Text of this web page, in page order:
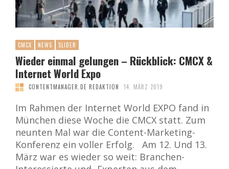
CMCX NEWS SLIDER
Wieder einmal gelungen – Rückblick: CMCX &
Internet World Expo
CONTENTMANAGER.DE REDAKTION 14. MÄRZ 2019
Im Rahmen der Internet World EXPO fand in
München diese Woche die CMCX statt. Zum
neunten Mal war die Content-Marketing-
Konferenz ein voller Erfolg. Am 12. Und 13.
März war es wieder so weit: Branchen-